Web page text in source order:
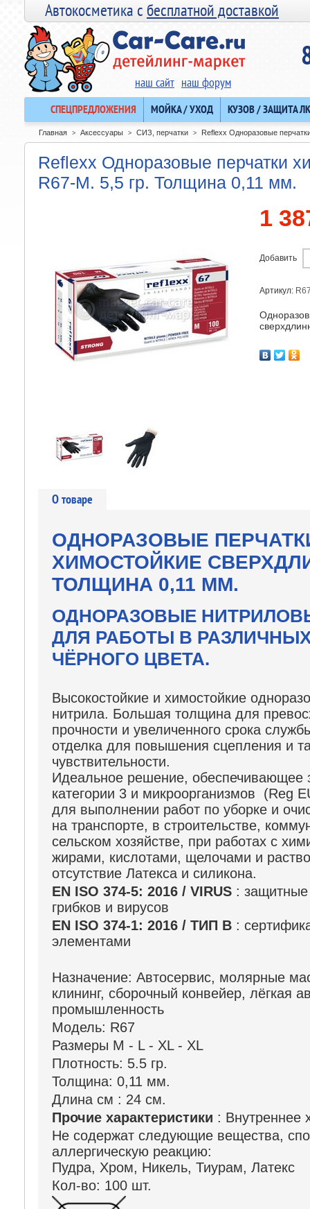
Автокосметика сбесплатной доставкой
наш сайт наш форум
СПЕЦПРЕДЛОЖЕНИЯ МОЙКА / УХОД КУЗОВ / ЗАЩИТА
Главная > Аксессуары > СИЗ, перчатки > Reflexx Одноразовые
Reflexx Одноразовые перчатки
R67-M. 5,5 гр. Толщина 0,11 мм.
1
Добавить
Артикул:
О товаре
ОДНОРАЗОВЫЕ
ХИМОСТОЙКИЕ
ТОЛЩИНА 0,11 ММ.
ОДНОРАЗОВЫЕ
ДЛЯ РАБОТЫ В
ЧЁРНОГО ЦВЕТА.
Высокостойкие и химостойкие
нитрила. Большая толщина для
прочности и увеличенного срока
отделка для повышения сцепления и
чувствительности.
Идеальное решение, обеспечивающее
категории 3 и микроорганизмов (Reg
для выполнении работ по уборке и
на транспорте, в строительстве,
сельском хозяйстве, при работах с
жирами, кислотами, щелочами и
отсутствие Латекса и силикона.
EN ISO 374-5: 2016 / VIRUS : защитные
грибков и вирусов
EN ISO 374-1: 2016 / ТИП B :
элементами
Назначение: Автосервис, молярные
клининг, сборочный конвейер, лёгкая
промышленность
Модель: R67
Размеры M - L - XL - XL
Плотность: 5.5 гр.
Толщина: 0,11 мм.
Длина см : 24 см.
Прочие характеристики : Внутреннее
Не содержат следующие вещества,
аллергическую реакцию:
Пудра, Хром, Никель, Тиурам, Латекс
Кол-во: 100 шт.